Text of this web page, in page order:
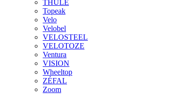
THULE
Topeak
Velo
Velobel
VELOSTEEL
VELOTOZE
Ventura
VISION
Wheeltop
ZÉFAL
Zoom